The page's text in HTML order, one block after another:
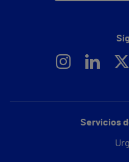
Servicios